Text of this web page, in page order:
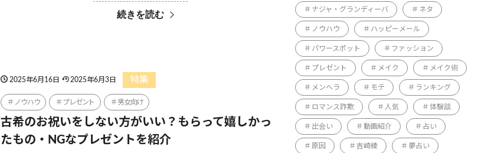
続きを読む
2025年6月16日 2025年6月3日 特集
ノウハウ プレゼント 男女向け
古希のお祝いをしない方がいい？もらって嬉しかっ
たもの・NGなプレゼントを紹介
ナジャ・グランディーバ ネタ
ノウハウ ハッピーメール
パワースポット ファッション
プレゼント メイク メイク術
メンヘラ モテ ランキング
ロマンス詐欺 人気 体験談
出会い 動画紹介 占い
原因 吉崎綾 夢占い